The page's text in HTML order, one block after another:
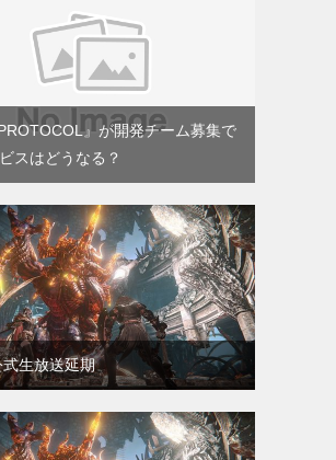
PROTOCOL』が開発チーム募集で
スはどうなる？
式生放送延期